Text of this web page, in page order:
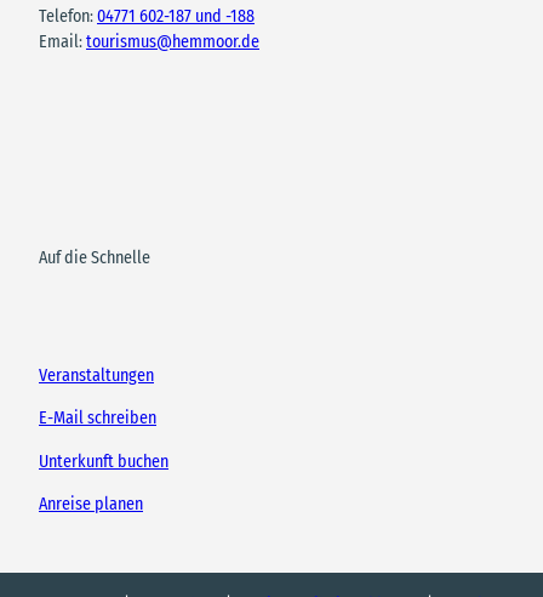
Telefon:04771 602-187 und -188
Email:tourismus@hemmoor.de
Auf die Schnelle
Veranstaltungen
E-Mail schreiben
Unterkunft buchen
Anreise planen